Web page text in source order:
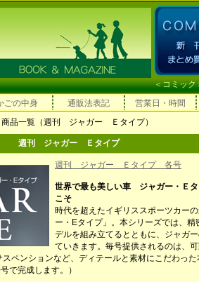
＜コミック
ごの中身 通販法表記 営業日・時間
商品一覧（週刊 ジャガー Ｅタイプ）
週刊 ジャガー Ｅタイプ
週刊 ジャガー Ｅタイプ 各号
世界で最も美しい車 ジャガー・Ｅタ
こそ
時代を超えたイギリススポーツカー
ー・Eタイプ」。本シリーズでは、精
デルを組み立てるとともに、ジャガ
ていきます。毎号提供されるのは、可
ペンションなど、ディテールと素材にこだわっ
で完成します。）